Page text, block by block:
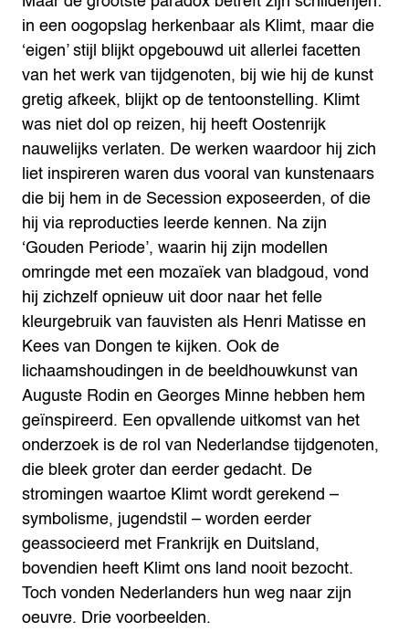
in een oogopslag herkenbaar als Klimt, maar die
‘eigen’ stijl blijkt opgebouwd uit allerlei facetten
van het werk van tijdgenoten, bij wie hij de kunst
gretig afkeek, blijkt op de tentoonstelling. Klimt
was niet dol op reizen, hij heeft Oostenrijk
nauwelijks verlaten. De werken waardoor hij zich
liet inspireren waren dus vooral van kunstenaars
die bij hem in de Secession exposeerden, of die
hij via reproducties leerde kennen. Na zijn
‘Gouden Periode’, waarin hij zijn modellen
omringde met een mozaïek van bladgoud, vond
hij zichzelf opnieuw uit door naar het felle
kleurgebruik van fauvisten als Henri Matisse en
Kees van Dongen te kijken. Ook de
lichaamshoudingen in de beeldhouwkunst van
Auguste Rodin en Georges Minne hebben hem
geïnspireerd. Een opvallende uitkomst van het
onderzoek is de rol van Nederlandse tijdgenoten,
die bleek groter dan eerder gedacht. De
stromingen waartoe Klimt wordt gerekend –
symbolisme, jugendstil – worden eerder
geassocieerd met Frankrijk en Duitsland,
bovendien heeft Klimt ons land nooit bezocht.
Toch vonden Nederlanders hun weg naar zijn
oeuvre. Drie voorbeelden.